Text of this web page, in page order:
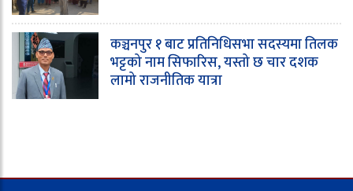
कञ्चनपुर १ बाट प्रतिनिधिसभा सदस्यमा तिलक
भट्टको नाम सिफारिस, यस्तो छ चार दशक
लामो राजनीतिक यात्रा